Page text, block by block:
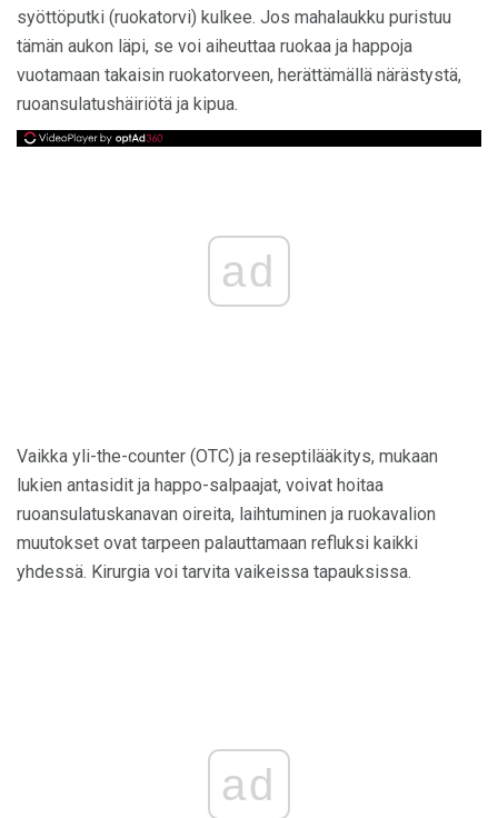
syöttöputki (ruokatorvi) kulkee. Jos mahalaukku puristuu
tämän aukon läpi, se voi aiheuttaa ruokaa ja happoja
vuotamaan takaisin ruokatorveen, herättämällä närästystä,
ruoansulatushäiriötä ja kipua.
ad
Vaikka yli-the-counter (OTC) ja reseptilääkitys, mukaan
lukien antasidit ja happo-salpaajat, voivat hoitaa
ruoansulatuskanavan oireita, laihtuminen ja ruokavalion
muutokset ovat tarpeen palauttamaan refluksi kaikki
yhdessä. Kirurgia voi tarvita vaikeissa tapauksissa.
ad